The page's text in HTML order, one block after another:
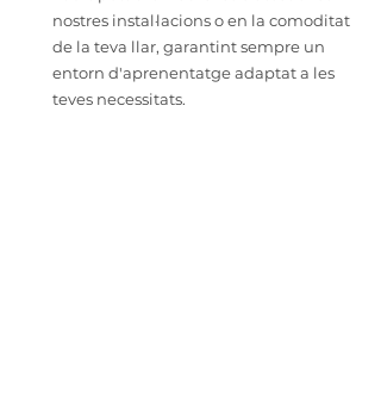
nostres instal·lacions o en la comoditat
de la teva llar, garantint sempre un
entorn d'aprenentatge adaptat a les
teves necessitats.